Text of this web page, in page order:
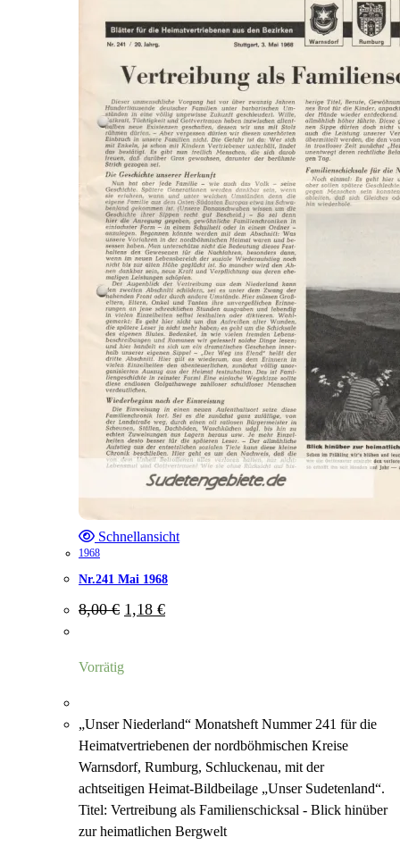
Schnellansicht
1968
Nr.241 Mai 1968
8,00€ Ursprünglicher
Preis
1,18 €Aktueller
Preis
Vorrätig
„Unser Niederland“ Monatsheft Nummer 241 für die
Heimatvertriebenen der nordböhmischen Kreise
Warnsdorf, Rumburg, Schluckenau, mit der
achtseitigen Heimat-Bildbeilage „Unser Sudetenland“.
Titel: Vertreibung als Familienschicksal - Blick hinüber
zur heimatlichen Bergwelt